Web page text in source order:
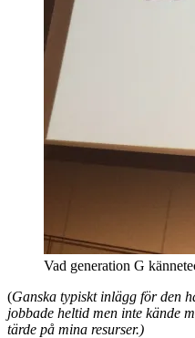
Vad generation G
(Ganska typiskt inlägg för den
jobbade heltid men inte kände
tärde på mina resurser.)